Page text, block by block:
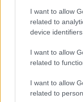
I want to allow
related to
device identifiers
I want to allow
related to
I want to allow
related to
Egyre
Instagram" –
Sáringer Viktória• 2022.